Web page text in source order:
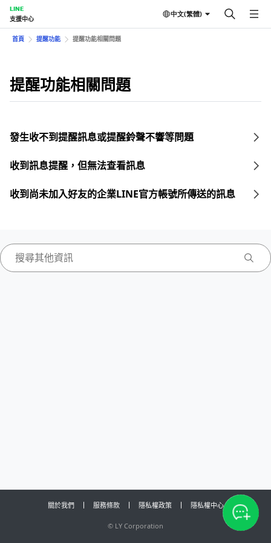
LINE
支援中心
中文(繁體)
首頁 提醒功能 提醒功能相關問題
提醒功能相關問題
發生收不到提醒訊息或提醒鈴聲不響等問題
收到訊息提醒，但無法查看訊息
收到尚未加入好友的企業LINE官方帳號所傳送的訊息
關於我們 服務條款 隱私權政策 隱私權中心
© LY Corporation